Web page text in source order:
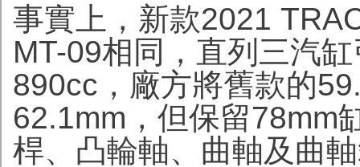
事實上，新款2021
MT-09相同，直列三汽
890cc，廠方將舊款的
62.1mm，但保留78mm
桿、凸輪軸、曲軸及曲